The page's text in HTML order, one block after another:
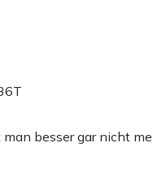
besser gar nicht